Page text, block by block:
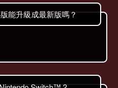
能升級成最新版嗎？